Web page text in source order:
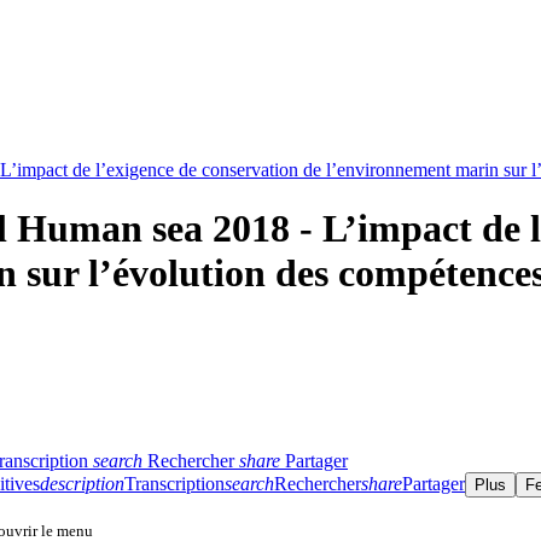
de l’exigence de conservation de l’environnement marin sur
sea 2018 - L’impact de
l’évolution des
search Rechercher share Partager
descriptionTranscriptionsearchRecherchersharePartager Plus
le menu